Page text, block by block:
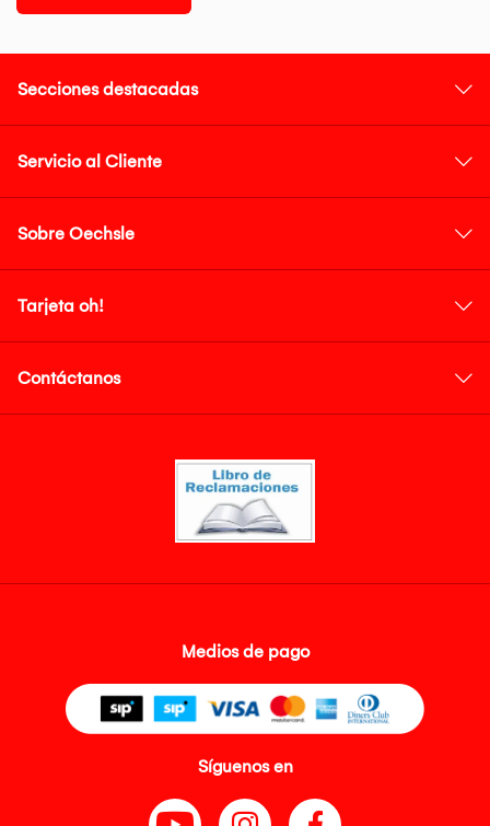
Secciones destacadas
Servicio al Cliente
Sobre Oechsle
Tarjeta oh!
Contáctanos
Medios de pago
Síguenos en